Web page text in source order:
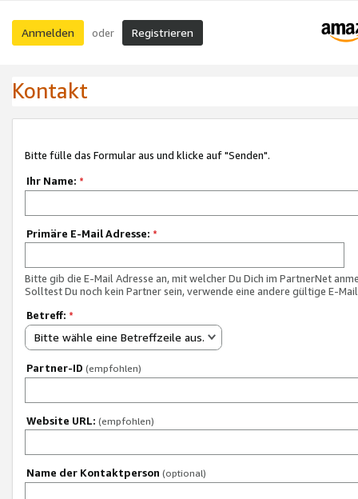
Anmelden oder Registrieren
Kontakt
Bitte fülle das Formular aus und klicke auf "Senden".
Ihr Name: *
Primäre E-Mail Adresse: *
Bitte gib die E-Mail Adresse an, mit welcher Du Dich im PartnerNet
Solltest Du noch kein Partner sein, verwende eine andere gültige E-
Betreff: *
Bitte wähle eine Betreffzeile aus.
Partner-ID (empfohlen)
Website URL: (empfohlen)
Name der Kontaktperson (optional)